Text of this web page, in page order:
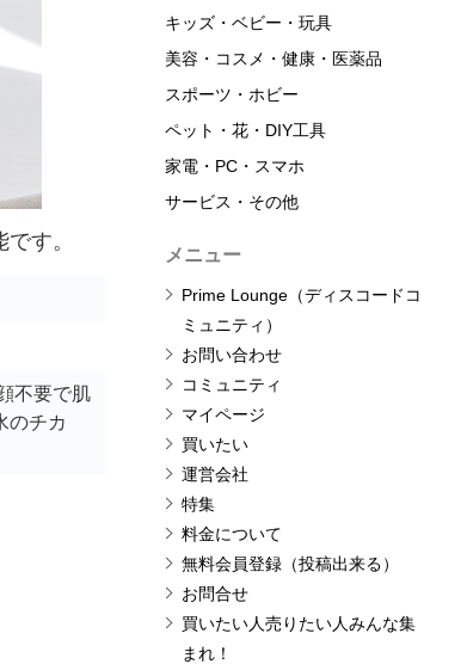
す。
不要で肌
のチカ
キッズ・ベビー・玩具
美容・コスメ・健康・医薬品
スポーツ・ホビー
ペット・花・DIY工具
家電・PC・スマホ
サービス・その他
メニュー
Prime Lounge（ディスコードコ
ミュニティ）
お問い合わせ
コミュニティ
マイページ
買いたい
運営会社
特集
料金について
無料会員登録（投稿出来る）
お問合せ
買いたい人売りたい人みんな集
まれ！